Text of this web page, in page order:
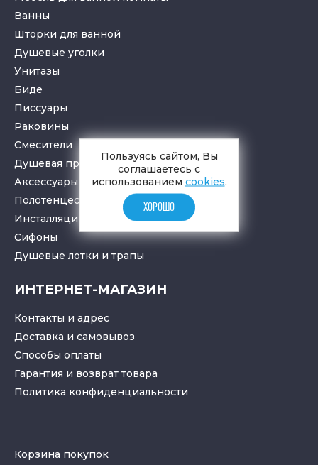
Ванны
Шторки для ванной
Душевые уголки
Унитазы
Биде
Писсуары
Раковины
Смесители
Душевая программа
Аксессуары в ванную
Полотенцесушители
Инсталляции для санузлов
Cифоны
Душевые лотки и трапы
ИНТЕРНЕТ-МАГАЗИН
Контакты и адрес
Доставка и самовывоз
Способы оплаты
Гарантия и возврат товара
Политика конфиденциальности
Корзина покупок
Пользуясь сайтом, Вы
соглашаетесь с
использованием cookies.
ХОРОШО